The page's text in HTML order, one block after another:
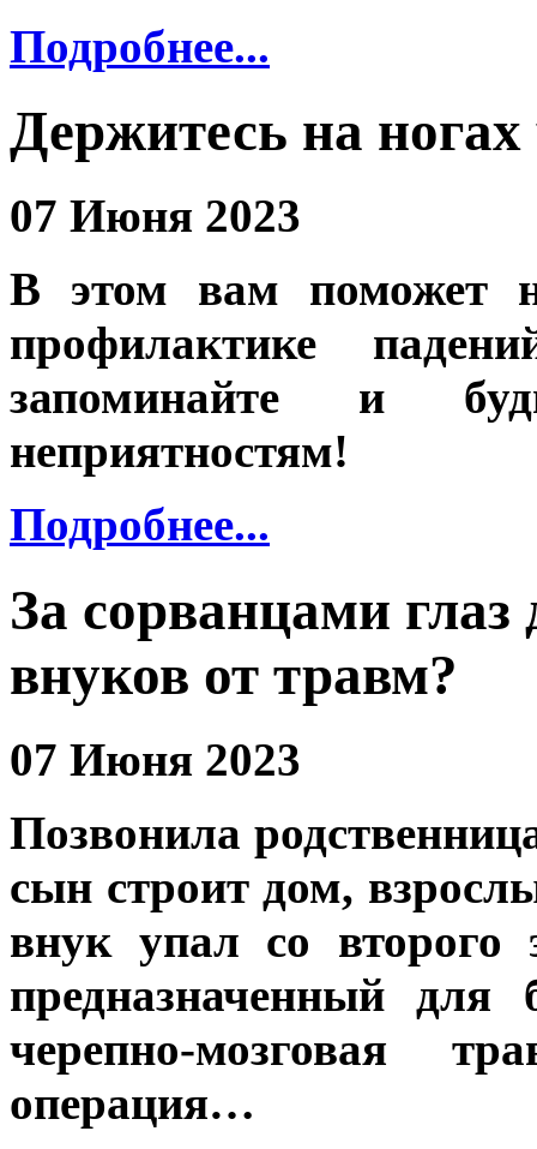
Подробнее...
Держитесь на ногах
07 Июня 2023
В этом вам поможет
профилактике
запоминайте и
неприятностям!
Подробнее...
За сорванцами
внуков от травм?
07 Июня 2023
Позвонила
сын строит дом,
внук упал со
предназначенный для
черепно-мозговая
операция…